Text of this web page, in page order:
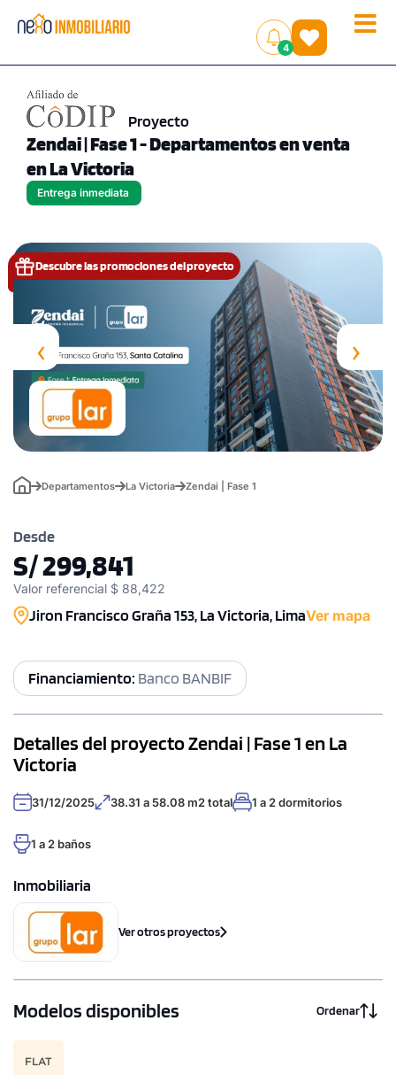
Toggle
4
()
Proyecto
Zendai | Fase 1 - Departamentos en venta
en La Victoria
Entrega inmediata
‹ ›
Descubre las promociones del proyecto
Departamentos La Victoria Zendai | Fase 1
Desde
S/ 299,841
Valor referencial $ 88,422
Jiron Francisco Graña 153, La Victoria, LimaVer mapa
Financiamiento: Banco BANBIF
Detalles del proyecto Zendai | Fase 1 en La
Victoria
31/12/2025 38.31 a 58.08 m2 total 1 a 2 dormitorios
1 a 2 baños
Inmobiliaria
Ver otros proyectos
Modelos disponibles Ordenar
FLAT